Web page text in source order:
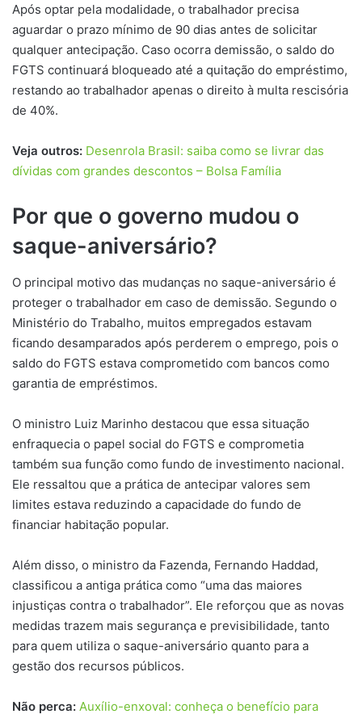
Após optar pela modalidade, o trabalhador precisa
aguardar o prazo mínimo de 90 dias antes de solicitar
qualquer antecipação. Caso ocorra demissão, o saldo do
FGTS continuará bloqueado até a quitação do empréstimo,
restando ao trabalhador apenas o direito à multa rescisória
de 40%.
Veja outros: Desenrola Brasil: saiba como se livrar das
dívidas com grandes descontos – Bolsa Família
Por que o governo mudou o
saque-aniversário?
O principal motivo das mudanças no saque-aniversário é
proteger o trabalhador em caso de demissão. Segundo o
Ministério do Trabalho, muitos empregados estavam
ficando desamparados após perderem o emprego, pois o
saldo do FGTS estava comprometido com bancos como
garantia de empréstimos.
O ministro Luiz Marinho destacou que essa situação
enfraquecia o papel social do FGTS e comprometia
também sua função como fundo de investimento nacional.
Ele ressaltou que a prática de antecipar valores sem
limites estava reduzindo a capacidade do fundo de
financiar habitação popular.
Além disso, o ministro da Fazenda, Fernando Haddad,
classificou a antiga prática como “uma das maiores
injustiças contra o trabalhador”. Ele reforçou que as novas
medidas trazem mais segurança e previsibilidade, tanto
para quem utiliza o saque-aniversário quanto para a
gestão dos recursos públicos.
Não perca: Auxílio-enxoval: conheça o benefício para